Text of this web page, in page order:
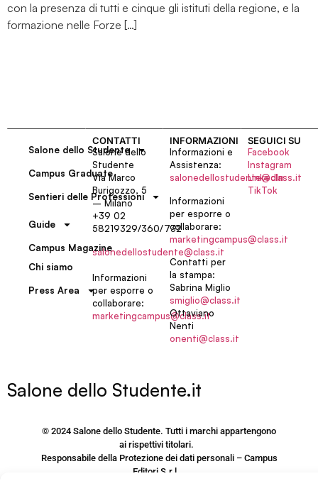
con la presenza di tutti e cinque gli istituti della regione, e la
formazione nelle Forze […]
Salone dello Studente
Campus Graduate
Sentieri delle Professioni
Guide
Campus Magazine
Chi siamo
Press Area
CONTATTI
Salone dello
Studente
Via Marco
Burigozzo, 5
– Milano
+39 02
58219329/360/732
salonedellostudente@class.it
Informazioni
per esporre o
collaborare:
marketingcampus@class.it
INFORMAZIONI
Informazioni e
Assistenza:
salonedellostudente@class.it
Informazioni
per esporre o
collaborare:
marketingcampus@class.it
Contatti per
la stampa:
Sabrina Miglio
smiglio@class.it
Ottaviano
Nenti
onenti@class.it
SEGUICI SU
Facebook
Instagram
LinkedIn
TikTok
Salone dello Studente.it
© 2024 Salone dello Studente. Tutti i marchi appartengono
ai rispettivi titolari.
Responsabile della Protezione dei dati personali – Campus
Editori S.r.l.